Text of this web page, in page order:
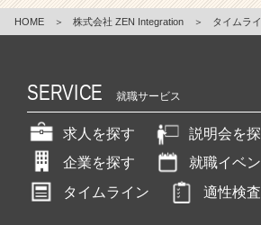
HOME ＞ 株式会社 ZEN Integration ＞ タイムラ
SERVICE 就職サービス
求人を探す
説明会を
企業を探す
就職イベ
タイムライン
適性検査